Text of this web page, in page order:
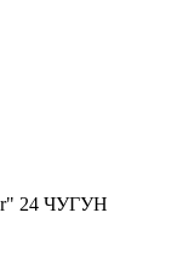
24 ЧУГУН